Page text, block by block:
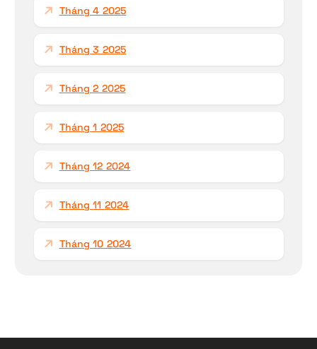
Tháng 4 2025
Tháng 3 2025
Tháng 2 2025
Tháng 1 2025
Tháng 12 2024
Tháng 11 2024
Tháng 10 2024